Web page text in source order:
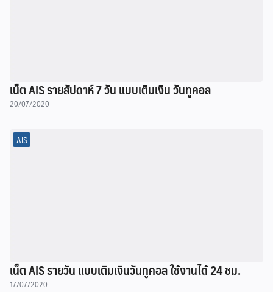
เน็ต AIS รายสัปดาห์ 7 วัน แบบเติมเงิน วันทูคอล
20/07/2020
AIS
เน็ต AIS รายวัน แบบเติมเงินวันทูคอล ใช้งานได้ 24 ชม.
17/07/2020